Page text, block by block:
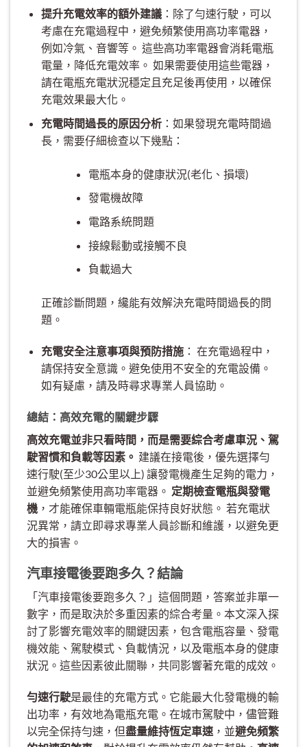
提升充電效率的額外建議：除了勻速行駛，可以
考慮在充電過程中，避免頻繁使用高功率電器，
例如冷氣、音響等。 這些高功率電器會消耗電瓶
電量，降低充電效率。 如果需要使用這些電器，
請在電瓶充電狀況穩定且充足後再使用，以確保
充電效果最大化。
充電時間過長的原因分析：如果發現充電時間過
長，需要仔細檢查以下幾點：
電瓶本身的健康狀況(老化、損壞)
發電機故障
電路系統問題
接線鬆動或接觸不良
負載過大
正確診斷問題，纔能有效解決充電時間過長的問
題。
充電安全注意事項與預防措施： 在充電過程中，
請保持安全意識。避免使用不安全的充電設備。
如有疑慮，請及時尋求專業人員協助。
總結：高效充電的關鍵步驟
高效充電並非只看時間，而是需要綜合考慮車況、駕
駛習慣和負載等因素。 建議在接電後，優先選擇勻
速行駛(至少30公里以上) 讓發電機產生足夠的電力，
並避免頻繁使用高功率電器。 定期檢查電瓶與發電
機 ，才能確保車輛電瓶能保持良好狀態。 若充電狀
況異常，請立即尋求專業人員診斷和維護，以避免更
大的損害。
汽車接電後要跑多久？結論
「汽車接電後要跑多久？」這個問題，答案並非單一
數字，而是取決於多重因素的綜合考量。本文深入探
討了影響充電效率的關鍵因素，包含電瓶容量、發電
機效能、駕駛模式、負載情況，以及電瓶本身的健康
狀況。這些因素彼此關聯，共同影響著充電的成效。
勻速行駛是最佳的充電方式。它能最大化發電機的輸
出功率，有效地為電瓶充電。在城市駕駛中，儘管難
以完全保持勻速，但盡量維持恆定車速 ，並避免頻繁